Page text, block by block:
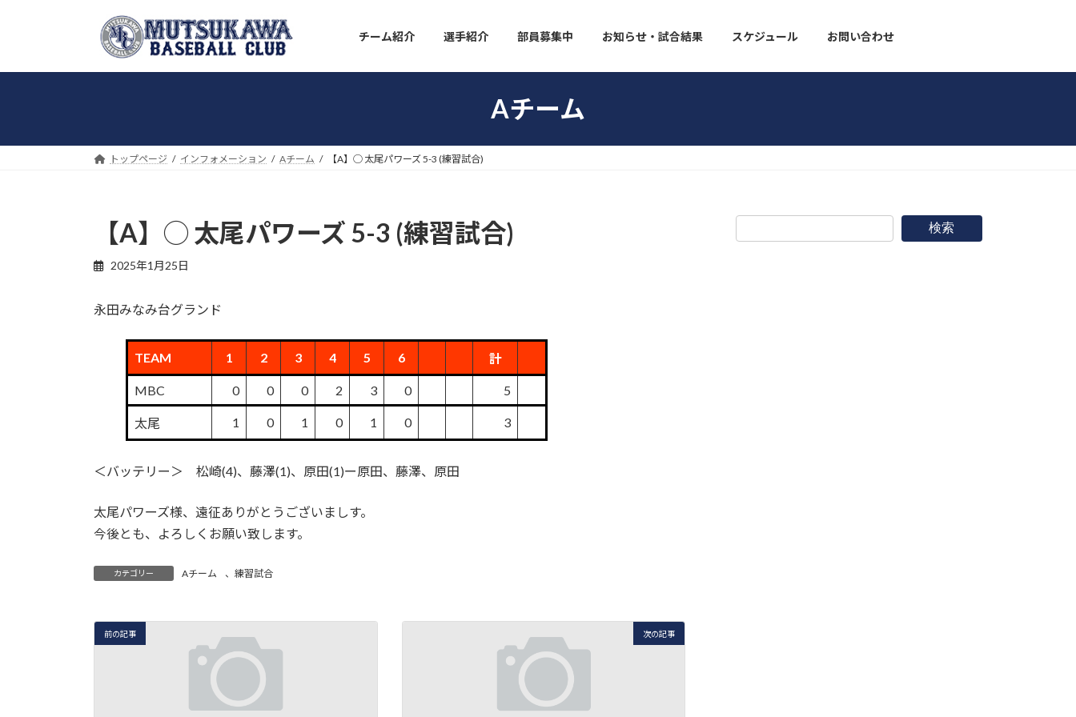
キ
に
チーム紹介 選手紹介 部員募集中 お知らせ・試合結果 スケジュール お問い合わせ
Aチーム
トップページ インフォメーション Aチーム 【A】◯ 太尾パワーズ 5-3 (練習試合)
【A】◯ 太尾パワーズ 5-3 (練習試合)
2025年1月25日
永田みなみ台グランド
TEAM 1 2 3 4 5 6 計
MBC 0 0 0 2 3 0 5
太尾 1 0 1 0 1 0 3
＜バッテリー＞ 松崎(4)、藤澤(1)、原田(1)ー原田、藤澤、原田
太尾パワーズ様、遠征ありがとうございましす。
今後とも、よろしくお願い致します。
カテゴリー Aチーム 、 練習試合
前の記事 次の記事
検索